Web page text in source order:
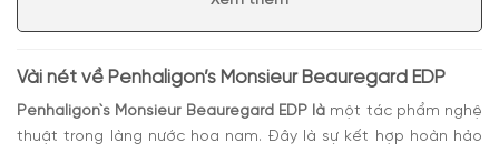
Có nên mua nước hoa nữ Penhaligon’s Monsieur
Vài nét về Penhaligon’s Monsieur Beauregard EDP
Penhaligon`s Monsieur Beauregard EDP là một tác phẩm nghệ
thuật trong làng nước hoa nam. Đây là sự kết hợp hoàn hảo